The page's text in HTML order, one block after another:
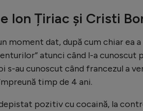
Ion Țiriac și Cristi
moment dat, după cum chiar ea a
atunci când l-a cunoscut
s-au cunoscut când francezul a
timp de 4 ani.
pozitiv cu cocaină, la